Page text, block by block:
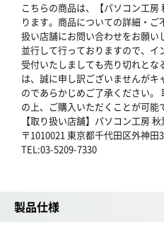
こちらの商品は、【パソコン工
ります。商品についての詳細・
扱い店舗にお問い合わせをお願い
並行して行っておりますので、
受付いたしましても売り切れと
は、誠に申し訳ございませんが
のであらかじめご了承ください
の上、ご購入いただくことが可能
【取り扱い店舗】パソコン工房
〒1010021 東京都千代田区外神田
TEL:03-5209-7330
製品仕様